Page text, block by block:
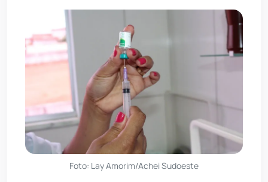
Foto: Lay Amorim/Achei Sudoeste